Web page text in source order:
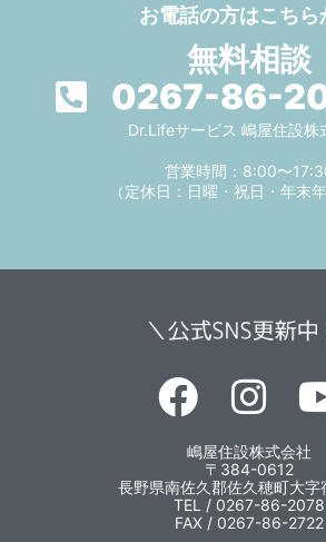
お電話の方はこちら
無料相談
0267-86-
Dr.Lifeサービス 嶋屋住設株
営業時間：8:00〜
（定休日：日曜・祝日・年末
嶋屋住設株式会社
〒384-0612
長野県南佐久郡佐久穂町大
TEL / 0267-86-2078
FAX / 0267-86-2722